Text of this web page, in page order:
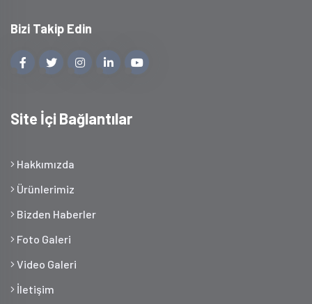
Bizi Takip Edin
Site İçi Bağlantılar
Hakkımızda
Ürünlerimiz
Bizden Haberler
Foto Galeri
Video Galeri
İletişim